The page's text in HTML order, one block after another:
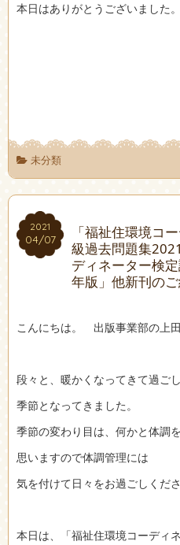
本日はありがとうございました。
未分類
2021
04/07
2021
04/07
「福祉住環境コ
級過去問題集
ディネーター検
年版」他新刊のご
こんにちは。 出版事業部の上田
段々と、暖かくなってきて過ご
季節となってきました。
季節の変わり目は、何かと体調
思いますので体調管理には
気を付けて日々をお過ごしくださ
本日は、「福祉住環境コーディ